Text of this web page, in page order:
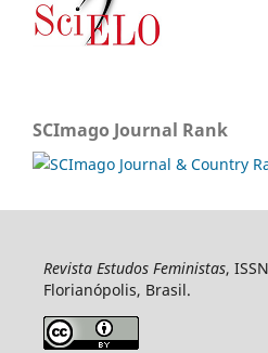
SCImago Journal Rank
Revista Estudos Feministas,
Florianópolis, Brasil.